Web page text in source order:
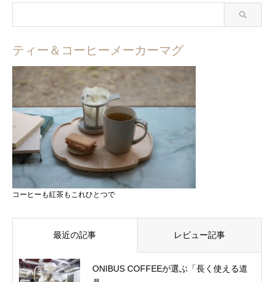
ティー＆コーヒーメーカーマグ
コーヒーも紅茶もこれひとつで
最近の記事 レビュー記事
ONIBUS COFFEEが選ぶ「長く使える道